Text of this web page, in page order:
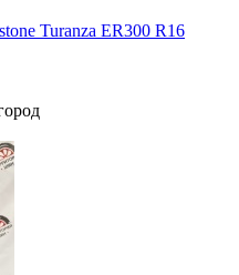
Turanza ER300 R16